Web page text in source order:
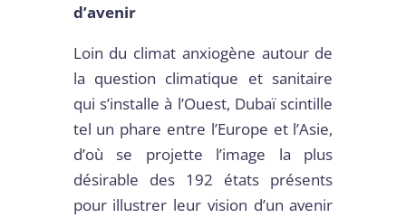
d’avenir
Loin du climat anxiogène autour de
la question climatique et sanitaire
qui s’installe à l’Ouest, Dubaï scintille
tel un phare entre l’Europe et l’Asie,
d’où se projette l’image la plus
désirable des 192 états présents
pour illustrer leur vision d’un avenir